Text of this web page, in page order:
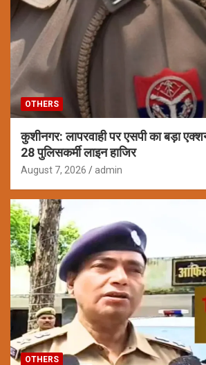
OTHERS
कुशीनगर: लापरवाही पर एसपी का बड़ा
28 पुलिसकर्मी लाइन हाजिर
August 7, 2026 admin
OTHERS